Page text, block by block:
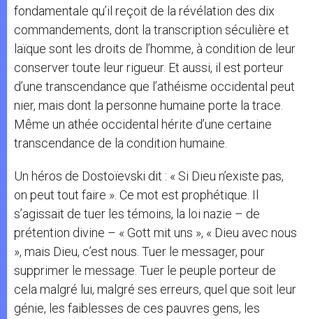
fondamentale qu’il reçoit de la révélation des dix
commandements, dont la transcription séculière et
laïque sont les droits de l’homme, à condition de leur
conserver toute leur rigueur. Et aussi, il est porteur
d’une transcendance que l’athéisme occidental peut
nier, mais dont la personne humaine porte la trace.
Même un athée occidental hérite d’une certaine
transcendance de la condition humaine.
Un héros de Dostoïevski dit : « Si Dieu n’existe pas,
on peut tout faire ». Ce mot est prophétique. Il
s’agissait de tuer les témoins, la loi nazie – de
prétention divine – « Gott mit uns », « Dieu avec nous
», mais Dieu, c’est nous. Tuer le messager, pour
supprimer le message. Tuer le peuple porteur de
cela malgré lui, malgré ses erreurs, quel que soit leur
génie, les faiblesses de ces pauvres gens, les